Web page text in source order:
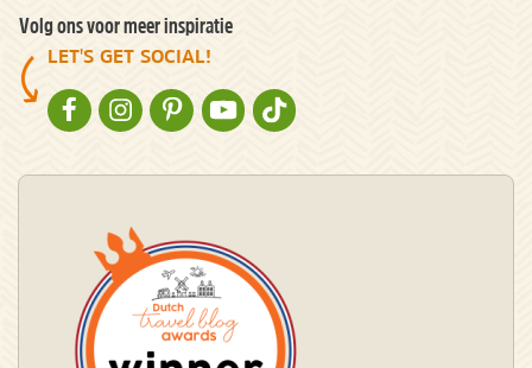
Volg ons voor meer inspiratie
LET'S GET SOCIAL!
NATURESCANNER OP FACEBOOK
NATURESCANNER OP INSTAGRAM
NATURESCANNER OP PINTEREST
NATURESCANNER OP YOUTUBE
NATURESCANNER OP TIKTOK